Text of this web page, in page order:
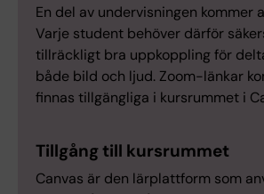
En del av undervisningen kommer
Varje student behöver därför
tillräckligt bra uppkoppling för
både bild och ljud. Zoom-länkar
finnas tillgängliga i kursrummet i
Tillgång till kursrummet
Canvas är den lärplattform som